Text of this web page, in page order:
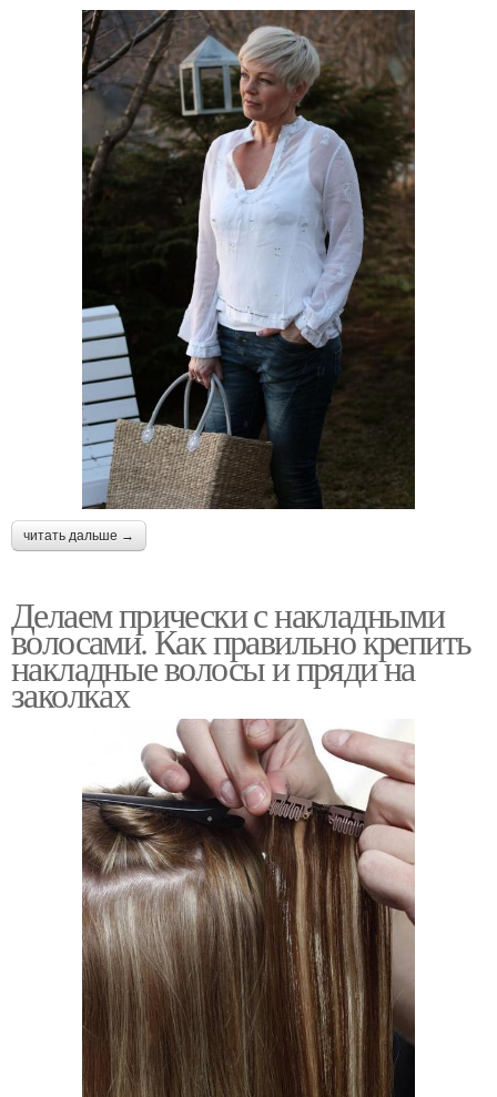
читать дальше →
Делаем прически с накладными
волосами. Как правильно крепить
накладные волосы и пряди на
заколках